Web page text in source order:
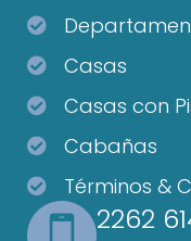
Casas
Casas con
Cabañas
Términos &
2262